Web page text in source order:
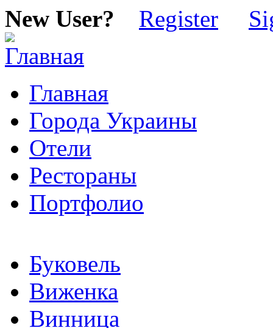
New User? Register
Главная
Города Украины
Отели
Рестораны
Портфолио
Буковель
Виженка
Винница